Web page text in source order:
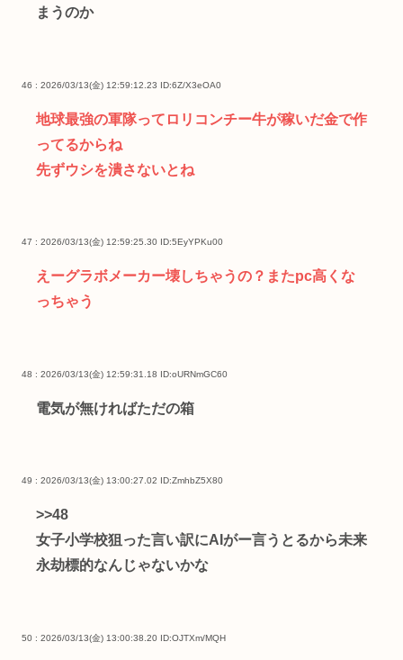
まうのか
46 : 2026/03/13(金) 12:59:12.23 ID:6Z/X3eOA0
地球最強の軍隊ってロリコンチー牛が稼いだ金で作
ってるからね
先ずウシを潰さないとね
47 : 2026/03/13(金) 12:59:25.30 ID:5EyYPKu00
えーグラボメーカー壊しちゃうの？またpc高くな
っちゃう
48 : 2026/03/13(金) 12:59:31.18 ID:oURNmGC60
電気が無ければただの箱
49 : 2026/03/13(金) 13:00:27.02 ID:ZmhbZ5X80
>>48
女子小学校狙った言い訳にAIがー言うとるから未来
永劫標的なんじゃないかな
50 : 2026/03/13(金) 13:00:38.20 ID:OJTXm/MQH